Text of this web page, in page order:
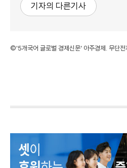
기자의 다른기사
©'5개국어 글로벌 경제신문' 아주경제. 무단전